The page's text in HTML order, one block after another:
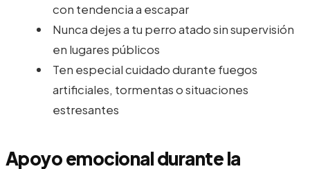
con tendencia a escapar
Nunca dejes a tu perro atado sin supervisión
en lugares públicos
Ten especial cuidado durante fuegos
artificiales, tormentas o situaciones
estresantes
Apoyo emocional durante la